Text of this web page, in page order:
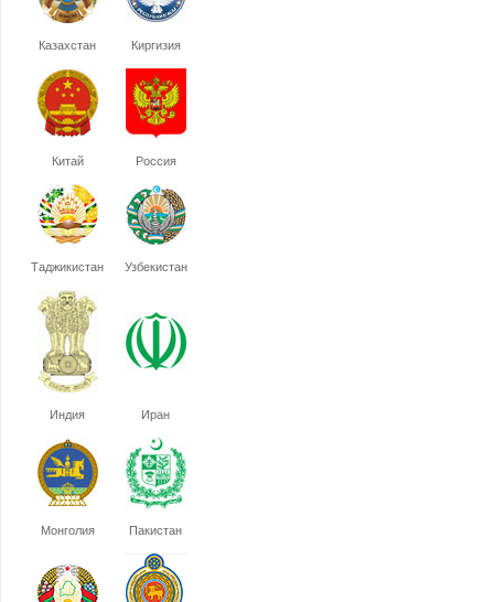
Казахстан Киргизия
Китай Россия
Таджикистан Узбекистан
Индия Иран
Монголия Пакистан